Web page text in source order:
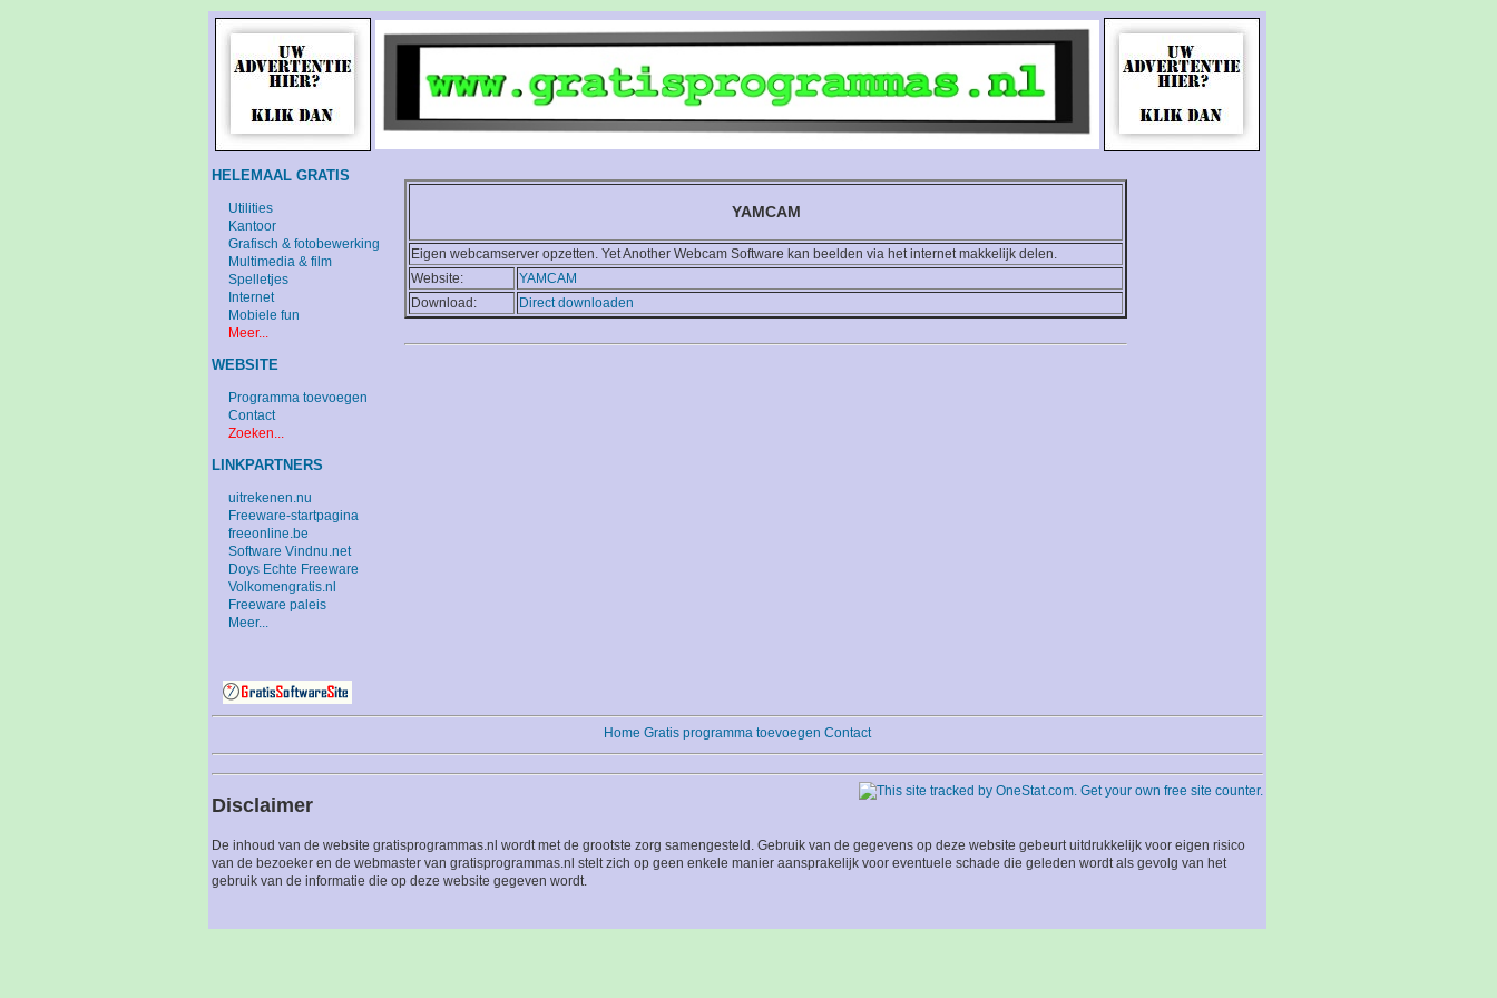
YAMCAM
Eigen webcamserver opzetten. Yet Another Webcam Software kan beelden via het internet makkelijk delen.
Website:
YAMCAM
Download:
Direct downloaden
HELEMAAL GRATIS
Utilities
Kantoor
Grafisch & fotobewerking
Multimedia & film
Spelletjes
Internet
Mobiele fun
Meer...
WEBSITE
Programma toevoegen
Contact
Zoeken...
LINKPARTNERS
uitrekenen.nu
Freeware-startpagina
freeonline.be
Software Vindnu.net
Doys Echte Freeware
Volkomengratis.nl
Freeware paleis
Meer...
Home Gratis programma toevoegen Contact
Disclaimer
De inhoud van de website gratisprogrammas.nl wordt met de grootste zorg samengesteld. Gebruik van de gegevens op deze website gebeurt uitdrukkelijk voor eigen risico
van de bezoeker en de webmaster van gratisprogrammas.nl stelt zich op geen enkele manier aansprakelijk voor eventuele schade die geleden wordt als gevolg van het
gebruik van de informatie die op deze website gegeven wordt.